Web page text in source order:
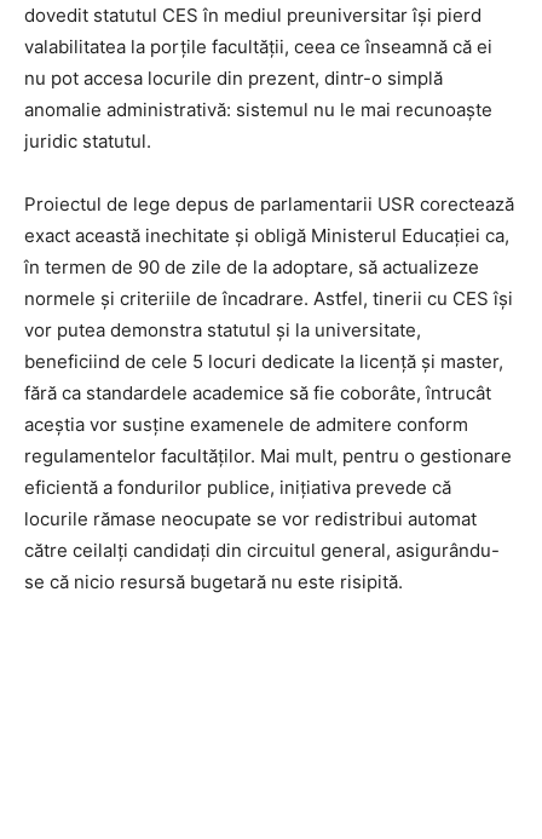
dovedit statutul CES în mediul preuniversitar își pierd
valabilitatea la porțile facultății, ceea ce înseamnă că ei
nu pot accesa locurile din prezent, dintr-o simplă
anomalie administrativă: sistemul nu le mai recunoaște
juridic statutul.
Proiectul de lege depus de parlamentarii USR corectează
exact această inechitate și obligă Ministerul Educației ca,
în termen de 90 de zile de la adoptare, să actualizeze
normele și criteriile de încadrare. Astfel, tinerii cu CES își
vor putea demonstra statutul și la universitate,
beneficiind de cele 5 locuri dedicate la licență și master,
fără ca standardele academice să fie coborâte, întrucât
aceștia vor susține examenele de admitere conform
regulamentelor facultăților. Mai mult, pentru o gestionare
eficientă a fondurilor publice, inițiativa prevede că
locurile rămase neocupate se vor redistribui automat
către ceilalți candidați din circuitul general, asigurându-
se că nicio resursă bugetară nu este risipită.